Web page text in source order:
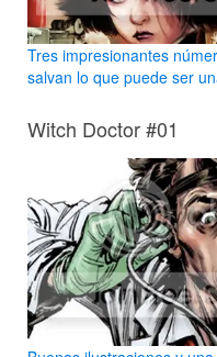
Tres impresionantes
salvan lo que puede ser
Witch Doctor #01